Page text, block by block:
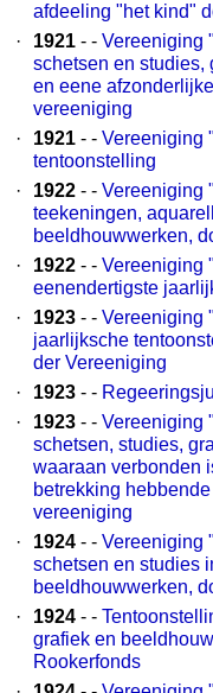
afdeeling "het kind"
·
1921 - - Vereeniging
schetsen en studies,
en eene
vereeniging
·
1921 - - Vereeniging
tentoonstelling
·
1922 - - Vereeniging
teekeningen,
beeldhouwwerken,
·
1922 - - Vereeniging
eenendertigste
·
1923 - - Vereeniging
jaarlijksche
der Vereeniging
·
1923 - -
·
1923 - - Vereeniging
schetsen, studies,
waaraan verbonden
betrekking
vereeniging
·
1924 - - Vereeniging
schetsen en studies
beeldhouwwerken,
·
1924 - -
grafiek en
Rookerfonds